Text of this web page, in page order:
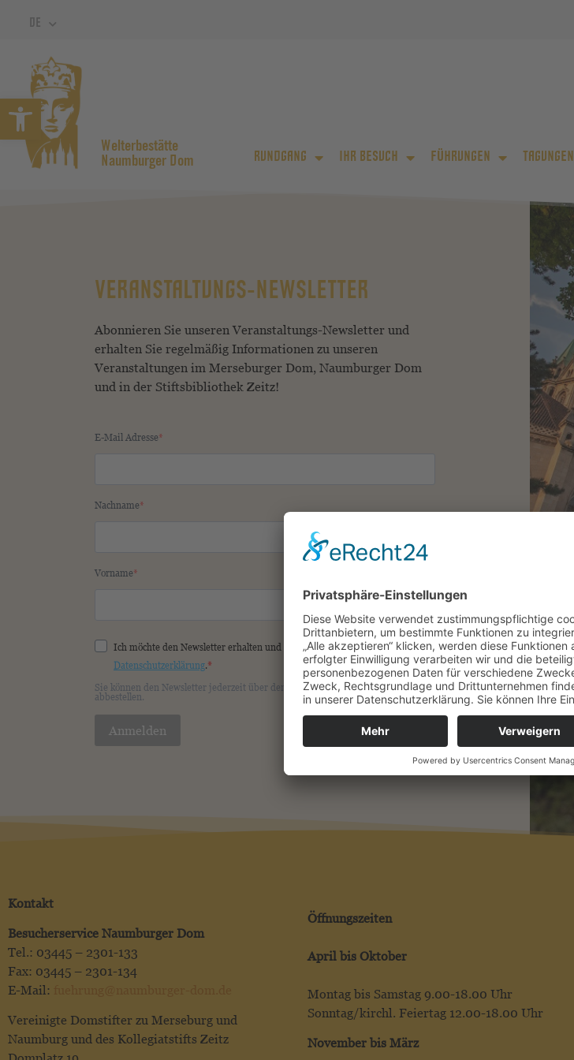
Symbolleiste öffnen
DE
Welterbestätte
Naumburger Dom
RUNDGANG IHR BESUCH FÜHRUNGEN TAGUNGEN
VERANSTALTUNGS-NEWSLETTER
Abonnieren Sie unseren Veranstaltungs-Newsletter und
erhalten Sie regelmäßig Informationen zu unseren
Veranstaltungen im Merseburger Dom, Naumburger Dom
und in der Stiftsbibliothek Zeitz!
E-Mail Adresse
Nachname
Vorname
Ich möchte den Newsletter erhalten und akzeptiere die
Datenschutzerklärung.
Sie können den Newsletter jederzeit über den Link in unserem Newsletter
abbestellen.
Anmelden
Kontakt
Besucherservice Naumburger Dom
Tel.: 03445 – 2301-133
Fax: 03445 – 2301-134
E-Mail:
Vereinigte Domstifter zu Merseburg und
Naumburg und des Kollegiatstifts Zeitz
Öffnungszeiten
April bis Oktober
Montag bis Samstag 9.00-18.00 Uhr
Sonntag/kirchl. Feiertag 12.00-18.00 Uhr
November bis März